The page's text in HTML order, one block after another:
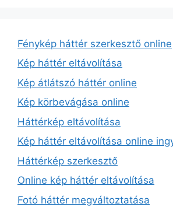
Fénykép háttér szerkesztő online
Kép háttér eltávolítása
Kép átlátszó háttér online
Kép körbevágása online
Háttérkép eltávolítása
Kép háttér eltávolítása online
Háttérkép szerkesztő
Online kép háttér eltávolítása
Fotó háttér megváltoztatása